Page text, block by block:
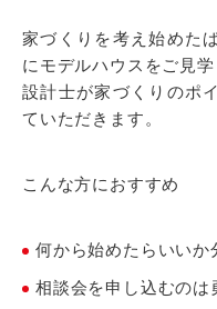
家づくりを考え始めた
にモデルハウスをご見学
設計士が家づくりのポ
ていただきます。
こんな方におすすめ
何から始めたらいいか
相談会を申し込むのは